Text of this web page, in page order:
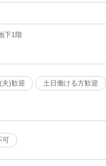
下1階
夫)歓迎 土日働ける方歓迎
可